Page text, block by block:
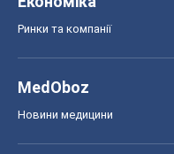
Ринки та компанії
MedOboz
Новини медицини